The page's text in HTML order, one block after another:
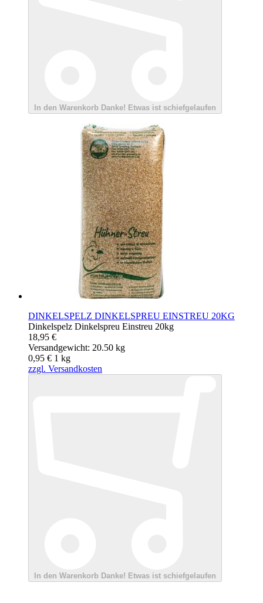
In den Warenkorb Danke! Etwas ist schiefgelaufen
DINKELSPELZ DINKELSPREU EINSTREU 20KG
Dinkelspelz Dinkelspreu Einstreu 20kg
18,95 €
Versandgewicht: 20.50 kg
0,95 € 1 kg
zzgl. Versandkosten
In den Warenkorb Danke! Etwas ist schiefgelaufen